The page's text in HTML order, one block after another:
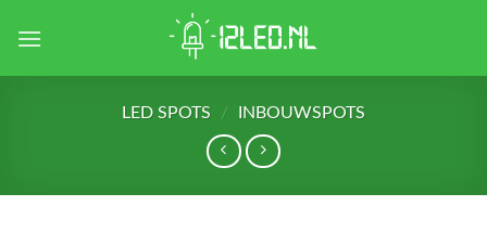
LED SPOTS / INBOUWSPOTS